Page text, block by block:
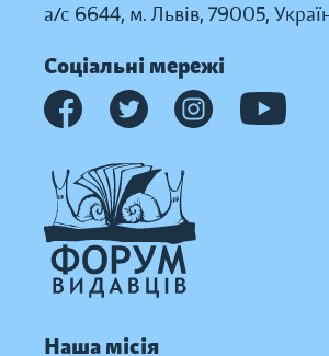
а/с 6644, м. Львів, 79005,
Соціальні мережі
Наша місія